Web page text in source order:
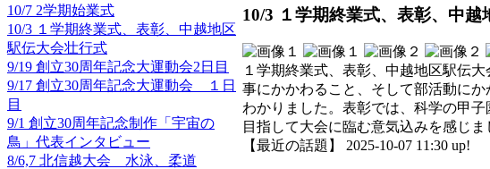
10/7 2学期始業式
10/3 １学期終業式、表彰、中越地区
駅伝大会壮行式
9/19 創立30周年記念大運動会2日目
9/17 創立30周年記念大運動会 １日
目
9/1 創立30周年記念制作「宇宙の
鳥」代表インタビュー
8/6,7 北信越大会 水泳、柔道
10/3 １学期終業式、表彰、中越
１学期終業式、表彰、中越地区駅伝
事にかかわること、そして部活動に
わかりました。表彰では、科学の甲
目指して大会に臨む意気込みを感じま
【最近の話題】 2025-10-07 11:30 up!